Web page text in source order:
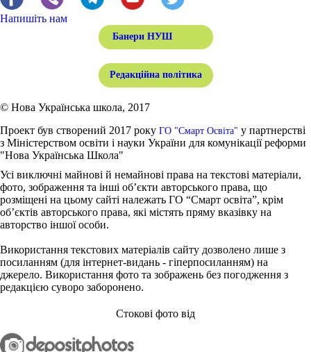
Напишіть нам
Банери НУШ
Редакційна політика
© Нова Українська школа, 2017
Проект був створений 2017 року ГО "Смарт Освіта" у партнерстві
з Міністерством освіти і науки України для комунікації реформи
"Нова Українська Школа"
Усі виключні майнові й немайнові права на текстові матеріали,
фото, зображення та інші об’єкти авторського права, що
розміщені на цьому сайті належать ГО “Смарт освіта”, крім
об’єктів авторського права, які містять пряму вказівку на
авторство іншої особи.
Використання текстових матеріалів сайту дозволено лише з
посиланням (для інтернет-видань - гіперпосиланням) на
джерело. Використання фото та зображень без погодження з
редакцією суворо заборонено.
Стокові фото від